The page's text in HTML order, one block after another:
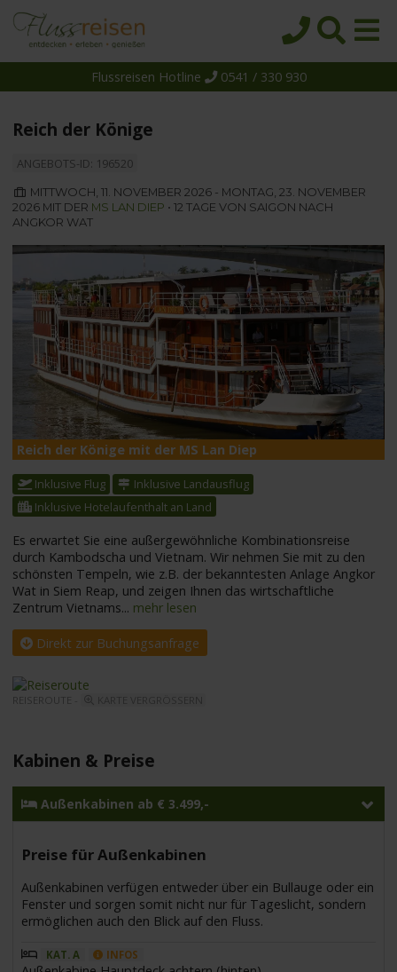
Reedereien
Schiffe
Über uns
Wissen
Suche
Flussreisen Hotline 0541 / 330 930
Reich der Könige
ANGEBOTS-ID: 196520
MITTWOCH, 11. NOVEMBER 2026 - MONTAG, 23. NOVEMBER
2026 MIT DER MS LAN DIEP • 12 TAGE VON SAIGON NACH
ANGKOR WAT
Reich der Könige mit der MS Lan Diep
Inklusive Flug
Inklusive Landausflug
Inklusive Hotelaufenthalt an Land
Es erwartet Sie eine außergewöhnliche Kombinationsreise
durch Kambodscha und Vietnam. Wir nehmen Sie mit zu den
schönsten Tempeln, wie z.B. der bekanntesten Anlage Angkor
Wat in Siem Reap, und zeigen Ihnen das wirtschaftliche
Zentrum Vietnams... mehr lesen
Direkt zur Buchungsanfrage
REISEROUTE -
Kabinen & Preise
Außenkabinen ab € 3.499,-
Preise für Außenkabinen
Außenkabinen verfügen entweder über ein Bullauge oder ein
Fenster und sorgen somit nicht nur für Tageslicht, sondern
ermöglichen auch den Blick auf den Fluss.
KAT. A INFOS